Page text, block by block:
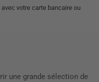
votre carte bancaire ou
une grande sélection de